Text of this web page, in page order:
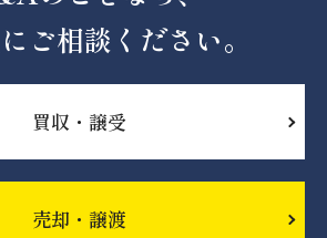
ご相談ください。
買収・譲受
売却・譲渡